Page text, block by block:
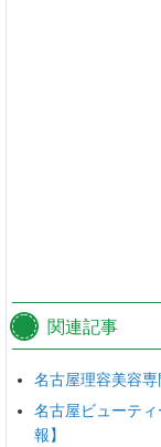
関連記事
名古屋理容美容専
名古屋ビューテ
報】